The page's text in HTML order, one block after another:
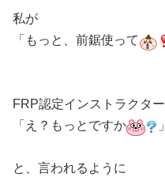
私が
「もっと、前鋸使って
FRP認定インストラクター
「え？もっとですか
」
と、言われるように